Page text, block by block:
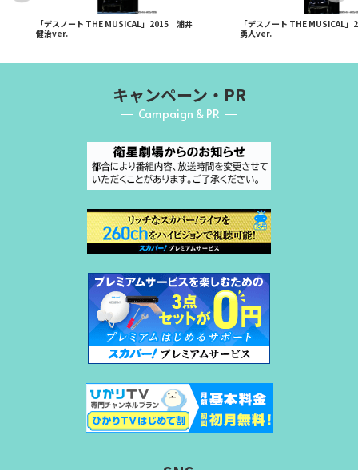
「デスノート THE MUSICAL」2015 浦井
健治ver.
「デスノート THE MUSICAL
勇人ver.
キャンペーン・PR
Campaign & PR